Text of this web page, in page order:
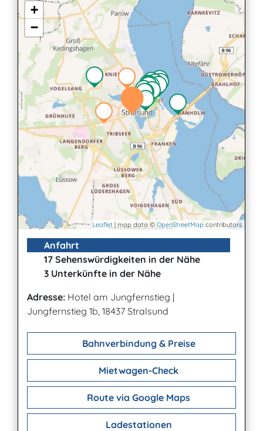
+
−
Leaflet | map data © OpenStreetMap contributors
Anfahrt
17 Sehenswürdigkeiten in der Nähe
3 Unterkünfte in der Nähe
Adresse: Hotel am Jungfernstieg |
Jungfernstieg 1b, 18437 Stralsund
Bahnverbindung & Preise
Mietwagen-Check
Route via Google Maps
Ladestationen